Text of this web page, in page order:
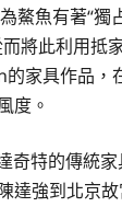
魚有著“獨
將此利用抵
家具作品，
度。
奇特的傳統
強到北京